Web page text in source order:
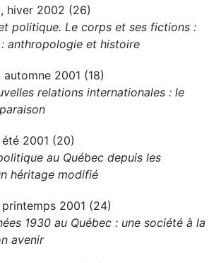
hiver 2002 (26)
politique. Le corps et ses fictions :
anthropologie et histoire
automne 2001 (18)
relations internationales : le
2001 (20)
au Québec depuis les
héritage modifié
2001 (24)
1930 au Québec : une société à la
avenir